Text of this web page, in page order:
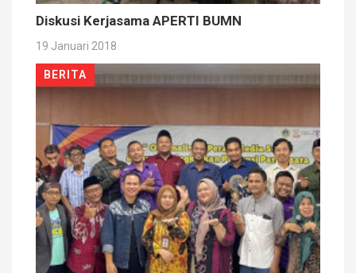
Diskusi Kerjasama APERTI BUMN
19 Januari 2018
BERITA